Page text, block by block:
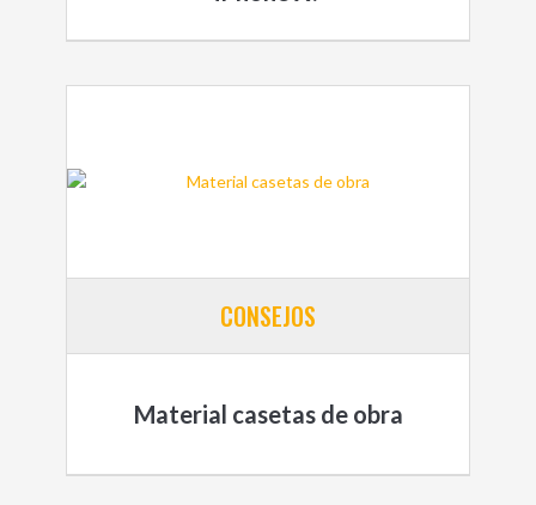
CONSEJOS
Material casetas de obra